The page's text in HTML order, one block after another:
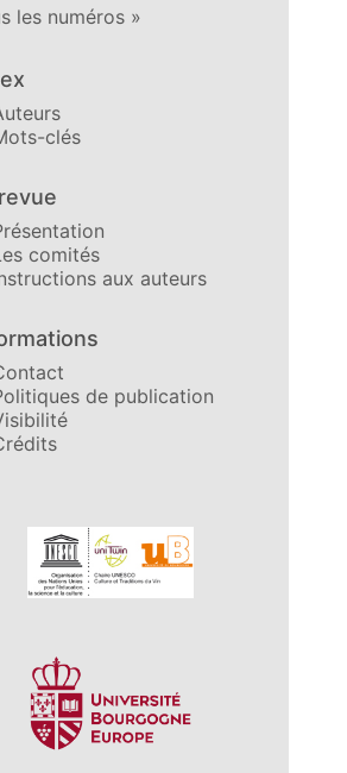
les numéros
clés
comités
aux auteurs
de publication
partenaires